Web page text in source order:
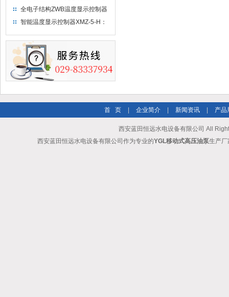
单、流量状态稳定
全电子结构ZWB温度显示控制器
智能温度显示控制器XMZ-5-H：
首 页 企业简介 新闻资讯 产品
西安蓝田恒远水电设备有限公司 All
西安蓝田恒远水电设备有限公司作为专业的YGL移动式高压油泵生产厂